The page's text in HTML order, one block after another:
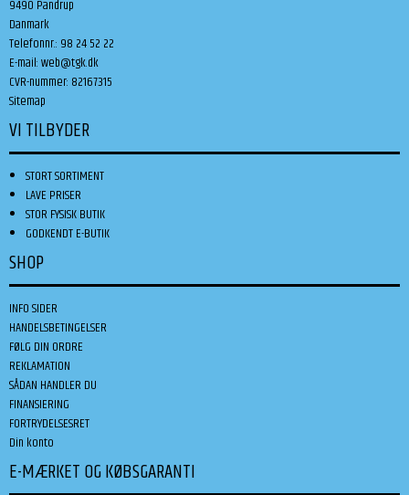
9490 Pandrup
Danmark
Telefonnr.: 98 24 52 22
E-mail:web@tgk.dk
CVR-nummer: 82167315
Sitemap
VI TILBYDER
STORT SORTIMENT
LAVE PRISER
STOR FYSISK BUTIK
GODKENDT E-BUTIK
SHOP
INFO SIDER
HANDELSBETINGELSER
FØLG DIN ORDRE
REKLAMATION
SÅDAN HANDLER DU
FINANSIERING
FORTRYDELSESRET
Din konto
E-MÆRKET OG KØBSGARANTI